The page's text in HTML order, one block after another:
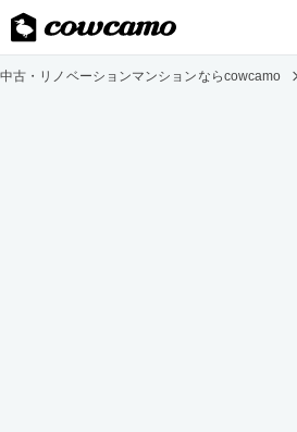
中古・リノベーションマンションならcowcamo